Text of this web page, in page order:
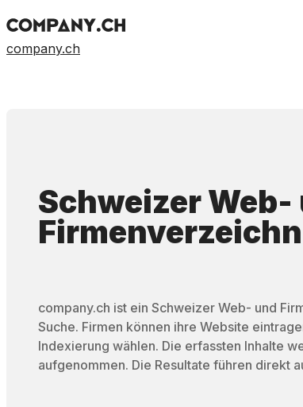
company.ch
Schweizer Web-
company.ch ist ein Schweizer Web- und
Suche. Firmen können ihre Website
Indexierung wählen. Die erfassten Inhalte
aufgenommen. Die Resultate führen direkt